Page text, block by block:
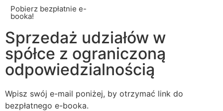
Pobierz bezpłatnie e-
booka!
Sprzedaż udziałów w
spółce z ograniczoną
odpowiedzialnością
Wpisz swój e-mail poniżej, by otrzymać link do
bezpłatnego e-booka.